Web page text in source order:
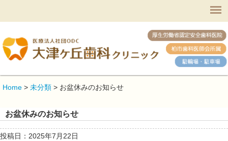
Home > 未分類 > お盆休みのお知らせ
お盆休みのお知らせ
投稿日：2025年7月22日